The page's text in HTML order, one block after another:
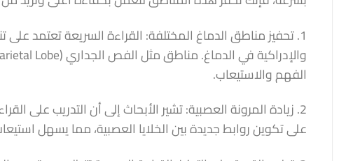
1. تحفيز مناطق الدماغ المختلفة: القراءة السريعة تعتمد
الفهم والاستيعاب.
2. زيادة المرونة العصبية: تشير الأبحاث إلى أن التدريب على
على تكوين روابط جديدة بين الخلايا العصبية، مما يسهل